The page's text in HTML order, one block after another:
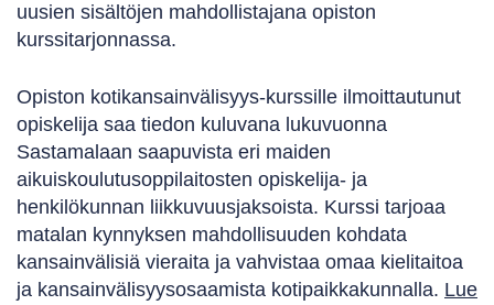
uusien sisältöjen mahdollistajana opiston
kurssitarjonnassa.
Opiston kotikansainvälisyys-kurssille ilmoittautunut
opiskelija saa tiedon kuluvana lukuvuonna
Sastamalaan saapuvista eri maiden
aikuiskoulutusoppilaitosten opiskelija- ja
henkilökunnan liikkuvuusjaksoista. Kurssi tarjoaa
matalan kynnyksen mahdollisuuden kohdata
kansainvälisiä vieraita ja vahvistaa omaa kielitaitoa
ja kansainvälisyysosaamista kotipaikkakunnalla. Lue